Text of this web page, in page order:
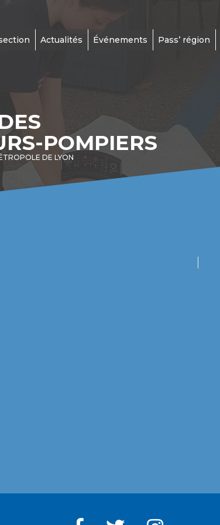
Actualités Événements Pass’ région
POMPIERS
DE LYON